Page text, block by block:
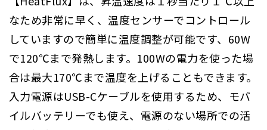
なため非常に早く、温度センサーでコントロール
していますので簡単に温度調整が可能です、60W
で120℃まで発熱します。100Wの電力を使った場
合は最大170℃まで温度を上げることもできます。
入力電源はUSB-Cケーブルを使用するため、モバ
イルバッテリーでも使え、電源のない場所での活